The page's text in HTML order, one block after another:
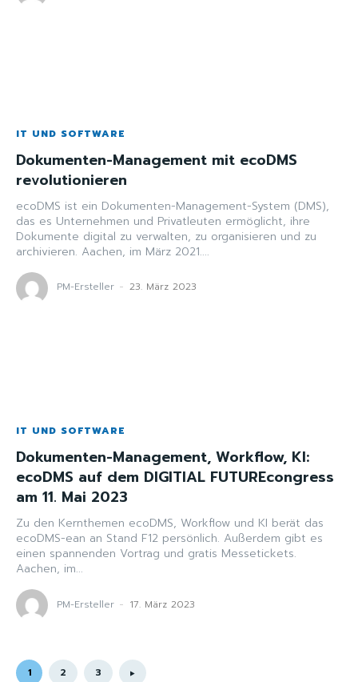
IT UND SOFTWARE
Dokumenten-Management mit ecoDMS
revolutionieren
ecoDMS ist ein Dokumenten-Management-System (DMS),
das es Unternehmen und Privatleuten ermöglicht, ihre
Dokumente digital zu verwalten, zu organisieren und zu
archivieren. Aachen, im März 2021....
PM-Ersteller - 23. März 2023
IT UND SOFTWARE
Dokumenten-Management, Workflow, KI:
ecoDMS auf dem DIGITIAL FUTUREcongress
am 11. Mai 2023
Zu den Kernthemen ecoDMS, Workflow und KI berät das
ecoDMS-ean an Stand F12 persönlich. Außerdem gibt es
einen spannenden Vortrag und gratis Messetickets.
Aachen, im...
PM-Ersteller - 17. März 2023
1 2 3